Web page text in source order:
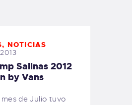
, NOTICIAS
Salinas 2012
by Vans
mes de Julio tuvo